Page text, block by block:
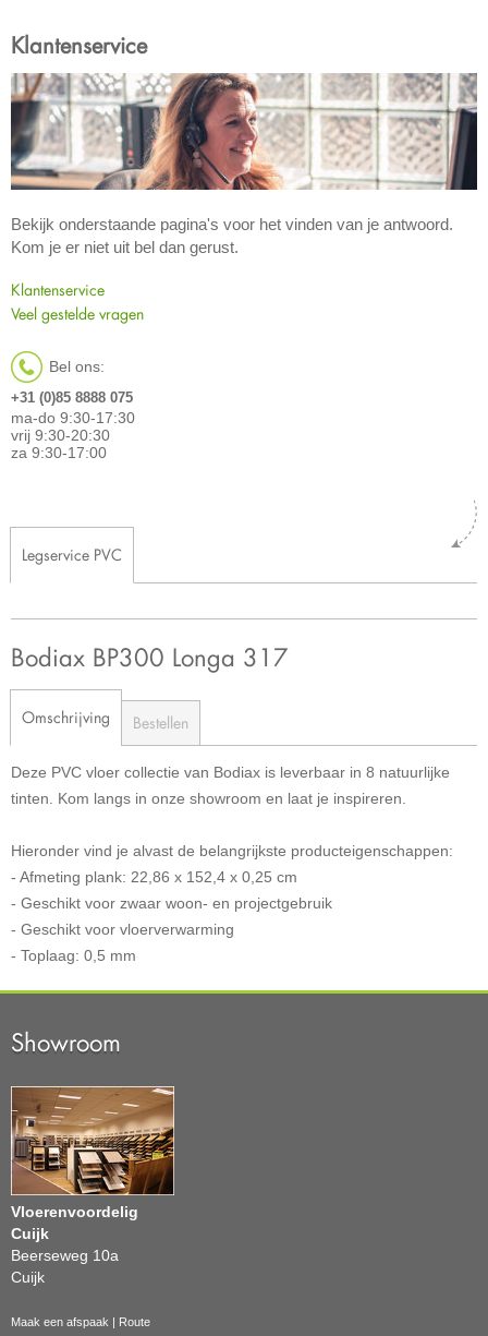
Klantenservice
Bekijk onderstaande pagina's voor het vinden van je antwoord.
Kom je er niet uit bel dan gerust.
Klantenservice
Veel gestelde vragen
Bel ons:
+31 (0)85 8888 075
ma-do 9:30-17:30
vrij 9:30-20:30
za 9:30-17:00
Legservice PVC
Bodiax BP300 Longa 317
Omschrijving Bestellen
Deze PVC vloer collectie van Bodiax is leverbaar in 8 natuurlijke
tinten. Kom langs in onze showroom en laat je inspireren.
Hieronder vind je alvast de belangrijkste producteigenschappen:
- Afmeting plank: 22,86 x 152,4 x 0,25 cm
- Geschikt voor zwaar woon- en projectgebruik
- Geschikt voor vloerverwarming
- Toplaag: 0,5 mm
Showroom
Vloerenvoordelig
Cuijk
Beerseweg 10a
Cuijk
Maak een afspaak | Route